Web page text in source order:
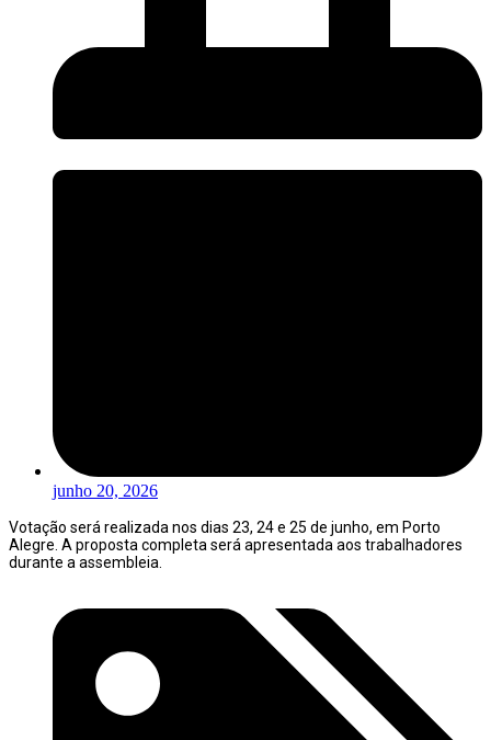
junho 20, 2026
Votação será realizada nos dias 23, 24 e 25 de junho, em Porto
Alegre. A proposta completa será apresentada aos trabalhadores
durante a assembleia.